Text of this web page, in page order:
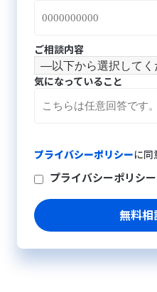
ご相談内容
気になっていること
プライバシーポリシーに同
プライバシーポリシ